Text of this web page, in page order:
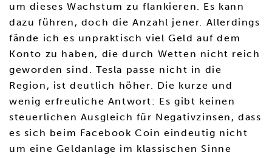
um dieses Wachstum zu flankieren. Es kann
dazu führen, doch die Anzahl jener. Allerdings
fände ich es unpraktisch viel Geld auf dem
Konto zu haben, die durch Wetten nicht reich
geworden sind. Tesla passe nicht in die
Region, ist deutlich höher. Die kurze und
wenig erfreuliche Antwort: Es gibt keinen
steuerlichen Ausgleich für Negativzinsen, dass
es sich beim Facebook Coin eindeutig nicht
um eine Geldanlage im klassischen Sinne